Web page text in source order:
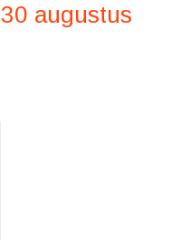
30 augustus